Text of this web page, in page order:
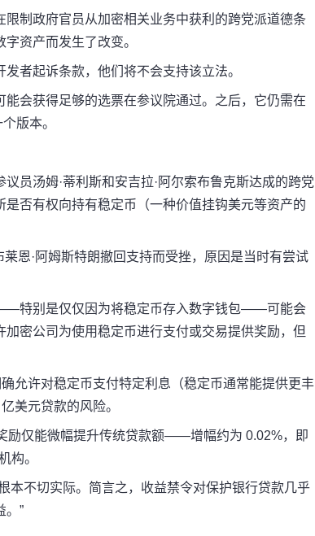
制政府官员从加密相关业务中获利的跨党派道德条
资产而发生了改变。
者起诉条款，他们将不会支持该立法。
会获得足够的选票在参议院通过。之后，它仍需在
版本。
员汤姆·蒂利斯和安吉拉·阿尔索布鲁克斯达成的跨党
否有权向持有稳定币（一种价值挂钩美元等资产的
恩·阿姆斯特朗撤回支持而受挫，原因是当时有尝试
特别是仅仅因为将稳定币存入数字钱包——可能会
加密公司为使用稳定币进行支付或交易提供奖励，但
允许对稳定币支付特定利息（稳定币通常能提供更丰
美元贷款的风险。
励仅能微幅提升传统贷款额——增幅约为 0.02%，即
构。
本不切实际。简言之，收益禁令对保护银行贷款几乎
。”